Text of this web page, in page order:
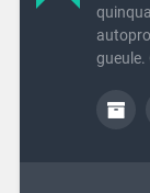
gueule.